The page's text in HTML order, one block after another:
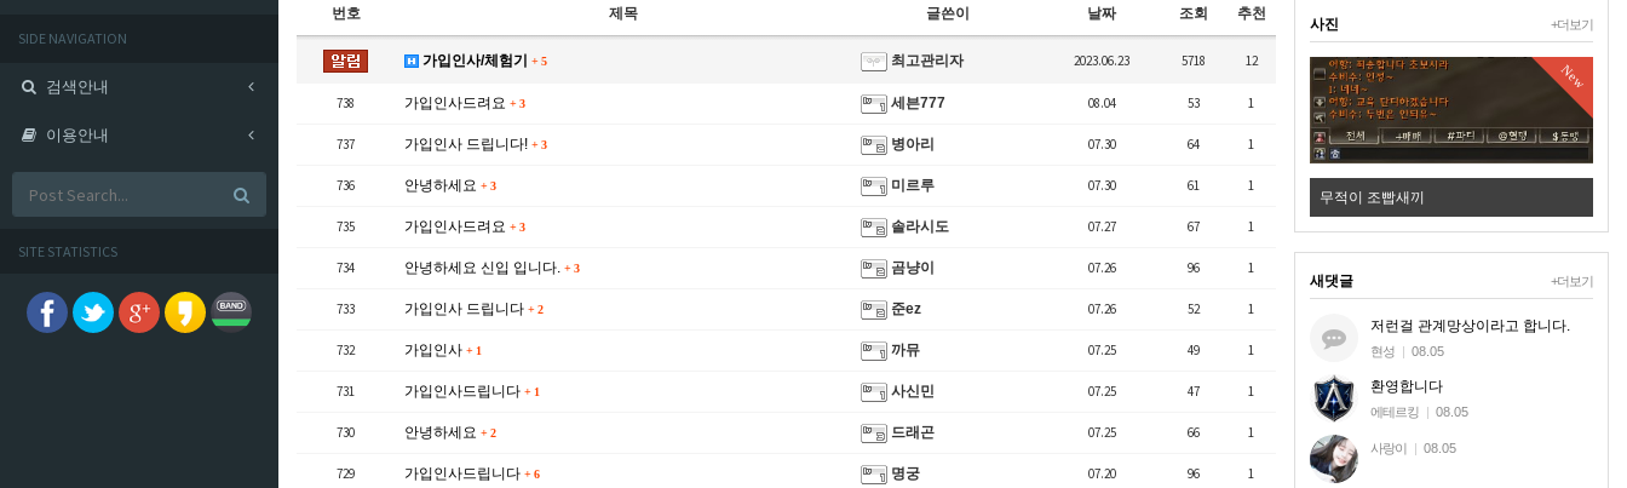
SIDE NAVIGATION
검색안내
이용안내
SITE STATISTICS
번호 제목 글쓴이 날짜 조회 추천
가입인사/체험기 + 5 최고관리자 2023.06.23 5718 12
738 가입인사드려요 + 3 세븐777 08.04 53 1
737 가입인사 드립니다! + 3 병아리 07.30 64 1
736 안녕하세요 + 3 미르루 07.30 61 1
735 가입인사드려요 + 3 솔라시도 07.27 67 1
734 안녕하세요 신입 입니다. + 3 곰냥이 07.26 96 1
733 가입인사 드립니다 + 2 준ez 07.26 52 1
732 가입인사 + 1 까뮤 07.25 49 1
731 가입인사드립니다 + 1 사신민 07.25 47 1
730 안녕하세요 + 2 드래곤 07.25 66 1
729 가입인사드립니다 + 6 명궁 07.20 96 1
+더보기
사진
New
무적이 조빱새끼
+더보기
새댓글
저런걸 관계망상이라고 합니다.
현성 | 08.05
환영합니다
에테르킹 | 08.05
사랑이 | 08.05